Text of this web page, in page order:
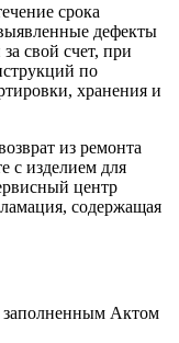
срока
дефекты
свой счет, при
по
хранения и
из ремонта
с изделием для
центр
содержащая
заполненным Актом